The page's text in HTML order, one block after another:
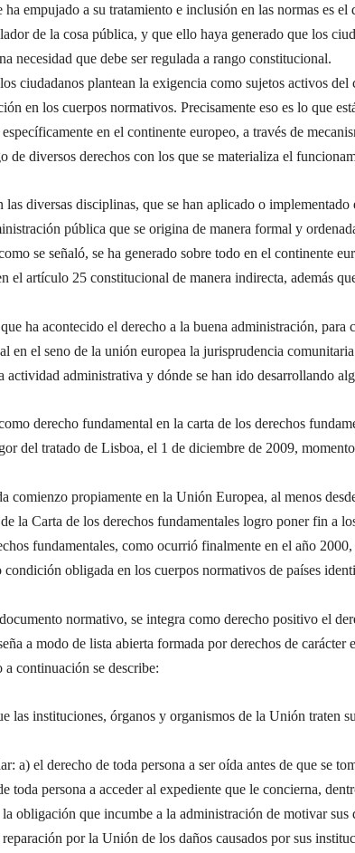
empujado a su tratamiento e inclusión en las normas es
de la cosa pública, y que ello haya generado que los
necesidad que debe ser regulada a rango constitucional.
ciudadanos plantean la exigencia como sujetos activos
en los cuerpos normativos. Precisamente eso es lo que
en el continente europeo, a través de
diversos derechos con los que se materializa el
las diversas disciplinas, que se han aplicado o
pública que se origina de manera formal y
se señaló, se ha generado sobre todo en el continente
el artículo 25 constitucional de manera indirecta, además
ha acontecido el derecho a la buena administración,
en el seno de la unión europea la jurisprudencia
administrativa y dónde se han ido desarrollando
derecho fundamental en la carta de los derechos
del tratado de Lisboa, el 1 de diciembre de 2009,
comienzo propiamente en la Unión Europea, al menos
la Carta de los derechos fundamentales logro poner fin a
fundamentales, como ocurrió finalmente en el año
obligada en los cuerpos normativos de países
normativo, se integra como derecho positivo el
a modo de lista abierta formada por derechos de
continuación se describe:
las instituciones, órganos y organismos de la Unión traten
a) el derecho de toda persona a ser oída antes de que se
toda persona a acceder al expediente que le concierna,
obligación que incumbe a la administración de motivar sus
por la Unión de los daños causados por sus